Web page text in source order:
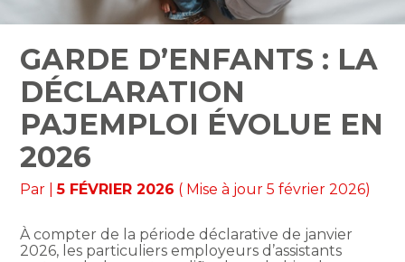
GARDE D’ENFANTS : LA
DÉCLARATION
PAJEMPLOI ÉVOLUE EN
2026
Par |5 FÉVRIER 2026 ( Mise à jour 5 février 2026)
À compter de la période déclarative de janvier
2026, les particuliers employeurs d’assistants